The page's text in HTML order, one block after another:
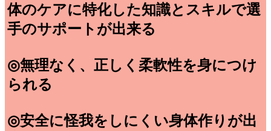
体のケアに特化した知識とスキルで選
手のサポートが出来る
◎無理なく、正しく柔軟性を身につけ
られる
◎安全に怪我をしにくい身体作りが出